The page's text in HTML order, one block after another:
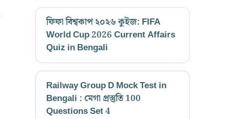
ফিফা বিশ্বকাপ ২০২৬ কুইজ: FIFA
World Cup 2026 Current Affairs
Quiz in Bengali
Railway Group D Mock Test in
Bengali : মেগা প্রস্তুতি 100
Questions Set 4